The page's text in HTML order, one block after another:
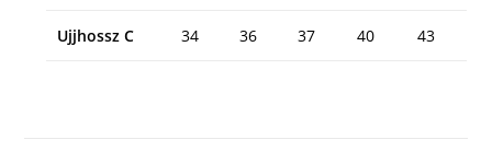
Ujjhossz C 34 36 37 40 43